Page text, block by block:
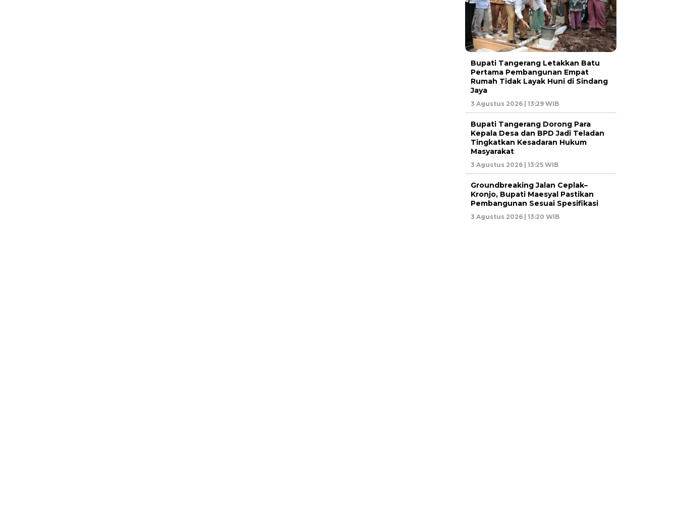
Bupati Tangerang Letakkan Batu
Pertama Pembangunan Empat
Rumah Tidak Layak Huni di Sindang
Jaya
3 Agustus 2026 | 13:29 WIB
Bupati Tangerang Dorong Para
Kepala Desa dan BPD Jadi Teladan
Tingkatkan Kesadaran Hukum
Masyarakat
3 Agustus 2026 | 13:25 WIB
Groundbreaking Jalan Ceplak–
Kronjo, Bupati Maesyal Pastikan
Pembangunan Sesuai Spesifikasi
3 Agustus 2026 | 13:20 WIB